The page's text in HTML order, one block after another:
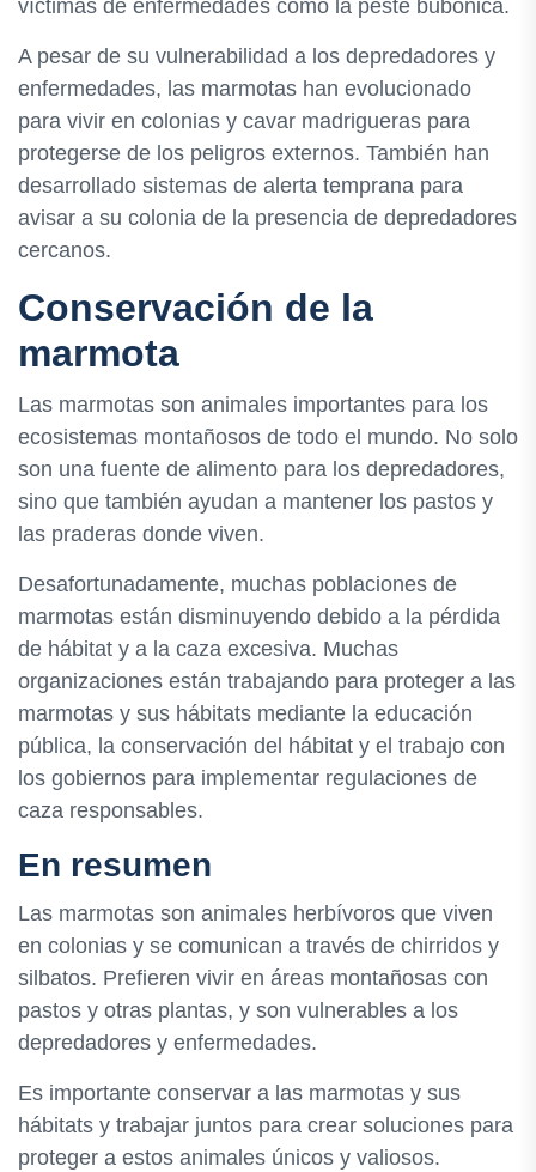
víctimas de enfermedades como la peste bubónica.
A pesar de su vulnerabilidad a los depredadores y
enfermedades, las marmotas han evolucionado
para vivir en colonias y cavar madrigueras para
protegerse de los peligros externos. También han
desarrollado sistemas de alerta temprana para
avisar a su colonia de la presencia de depredadores
cercanos.
Conservación de la
marmota
Las marmotas son animales importantes para los
ecosistemas montañosos de todo el mundo. No solo
son una fuente de alimento para los depredadores,
sino que también ayudan a mantener los pastos y
las praderas donde viven.
Desafortunadamente, muchas poblaciones de
marmotas están disminuyendo debido a la pérdida
de hábitat y a la caza excesiva. Muchas
organizaciones están trabajando para proteger a las
marmotas y sus hábitats mediante la educación
pública, la conservación del hábitat y el trabajo con
los gobiernos para implementar regulaciones de
caza responsables.
En resumen
Las marmotas son animales herbívoros que viven
en colonias y se comunican a través de chirridos y
silbatos. Prefieren vivir en áreas montañosas con
pastos y otras plantas, y son vulnerables a los
depredadores y enfermedades.
Es importante conservar a las marmotas y sus
hábitats y trabajar juntos para crear soluciones para
proteger a estos animales únicos y valiosos.